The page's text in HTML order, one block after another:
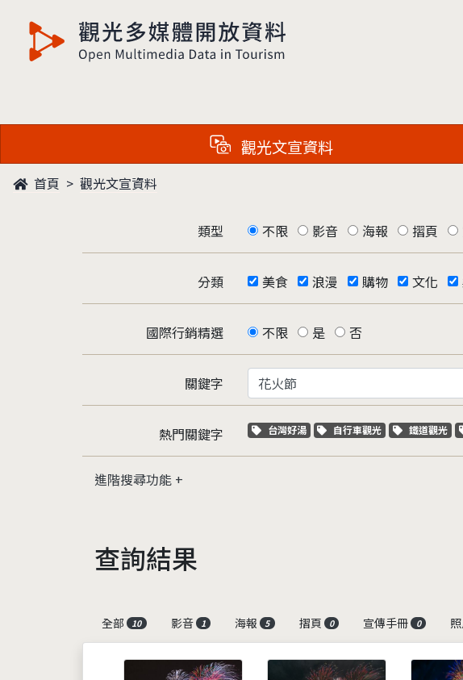
觀光多媒體開放資料
觀光文宣資料
首頁 觀光文宣資料
類型 不限 影音 海報 摺頁
分類 美食 浪漫 購物 文化
國際行銷精選 不限 是 否
關鍵字
熱門關鍵字 關鍵字標籤
台灣好湯 關鍵字標籤
自行車觀光 關鍵字標籤
鐵道觀光
進階搜尋功能
查詢結果
全部
10 影音 1 海報 5 摺頁 0 宣傳手冊 0